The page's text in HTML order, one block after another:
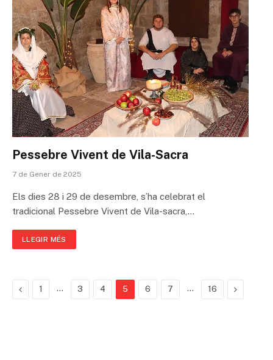
Pessebre Vivent de Vila-Sacra
7 de Gener de 2025
Els dies 28 i 29 de desembre, s’ha celebrat el
tradicional Pessebre Vivent de Vila-sacra,…
LLEGIR MÉS
Previous
1 … 3 4 5 6 7 … 16 Next